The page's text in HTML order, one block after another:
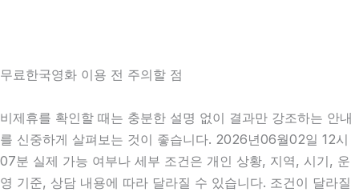
무료한국영화 이용 전 주의할 점
비제휴를 확인할 때는 충분한 설명 없이 결과만 강조하는 안내
를 신중하게 살펴보는 것이 좋습니다. 2026년06월02일 12시
07분 실제 가능 여부나 세부 조건은 개인 상황, 지역, 시기, 운
영 기준, 상담 내용에 따라 달라질 수 있습니다. 조건이 달라질